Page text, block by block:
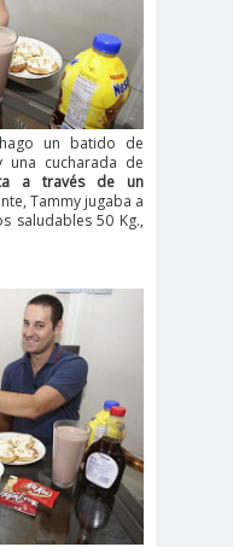
un batido de
cucharada de
a través de un
Tammy jugaba a
saludables 50 Kg.,